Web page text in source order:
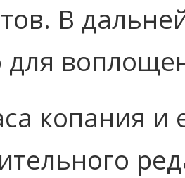
В
для
копания и